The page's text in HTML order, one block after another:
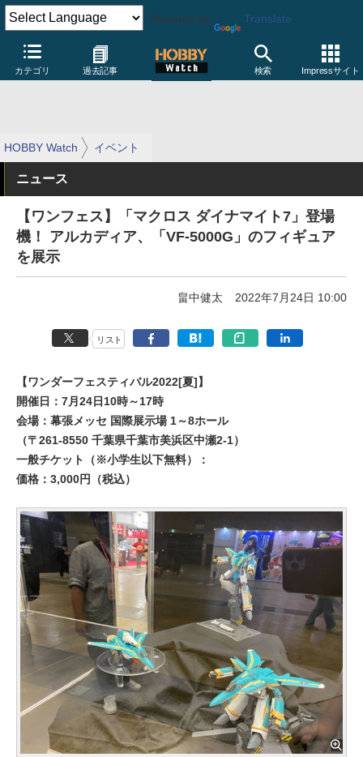
Powered by Translate
カテゴリ 過去記事 検索 Impressサイト
HOBBY Watch イベント
ニュース
【ワンフェス】「マクロス ダイナマイト7」登場
機！ アルカディア、「VF-5000G」のフィギュア
を展示
畠中健太 2022年7月24日 10:00
リスト
【ワンダーフェスティバル2022[夏]】
開催日：7月24日10時～17時
会場：幕張メッセ 国際展示場 1～8ホール
（〒261-8550 千葉県千葉市美浜区中瀬2-1）
一般チケット（※小学生以下無料）：
価格：3,000円（税込）